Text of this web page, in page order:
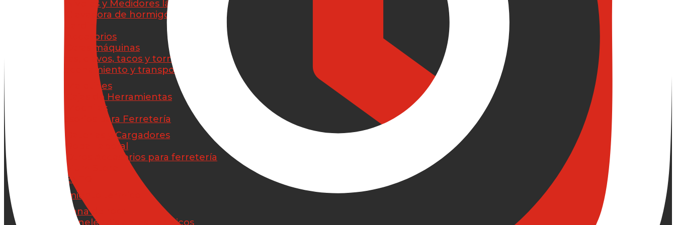
Niveles y Medidores láser
Clavadora de hormigón
Accesorios
Otras máquinas
Brocas, clavos, tacos y tornillos
Almacenamiento y transporte
Maletines
Cajas de Herramientas
Mochilas
Accesorios para Ferretería
Baterías y Cargadores
Ropa Laboral
Otros Accesorios para ferretería
Premium Store
AISLAMIENTO
Aislamiento térmico
Lana de roca
Paneles Aislantes Térmicos